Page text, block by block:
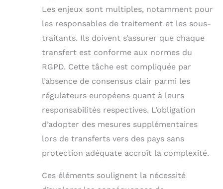
Les enjeux sont multiples, notamment pour
les responsables de traitement et les sous-
traitants. Ils doivent s’assurer que chaque
transfert est conforme aux normes du
RGPD. Cette tâche est compliquée par
l’absence de consensus clair parmi les
régulateurs européens quant à leurs
responsabilités respectives. L’obligation
d’adopter des mesures supplémentaires
lors de transferts vers des pays sans
protection adéquate accroît la complexité.
Ces éléments soulignent la nécessité